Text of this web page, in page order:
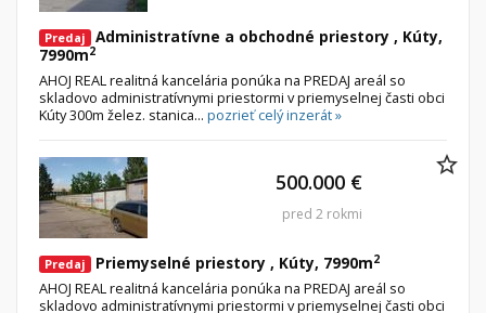
Predaj
Administratívne a obchodné priestory , Kúty,
7990m2
AHOJ REAL realitná kancelária ponúka na PREDAJ areál so
skladovo administratívnymi priestormi v priemyselnej časti obci
Kúty 300m želez. stanica... pozrieť celý inzerát »
Predaj Priemyselné priestory , Kúty, 7990m2
AHOJ REAL realitná kancelária ponúka na PREDAJ areál so
skladovo administratívnymi priestormi v priemyselnej časti obci
500.000 €
pred 2 rokmi